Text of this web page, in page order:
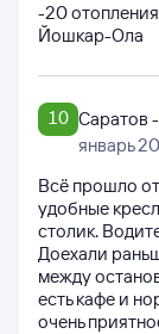
-20
Йошкар-Ола
10 Саратов
январь
Всё прошло
удобные
столик.
Доехали
между
есть кафе и
очень